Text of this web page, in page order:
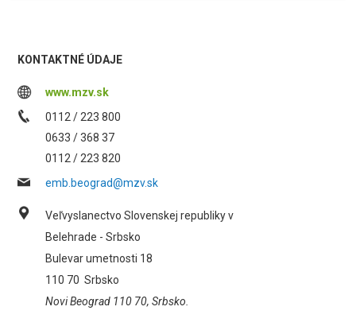
KONTAKTNÉ ÚDAJE
www.mzv.sk
0112 / 223 800
0633 / 368 37
0112 / 223 820
emb.beograd@mzv.sk
Veľvyslanectvo Slovenskej republiky v
Belehrade - Srbsko
Bulevar umetnosti 18
110 70 Srbsko
Novi Beograd 110 70, Srbsko.